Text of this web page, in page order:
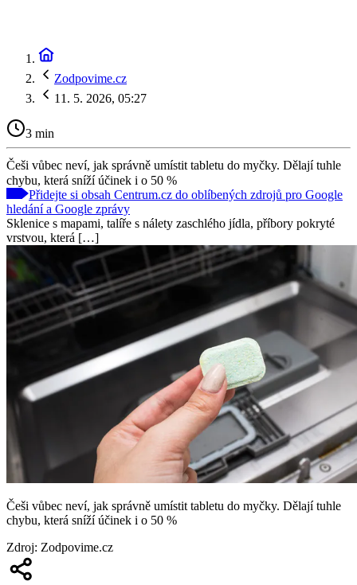
Zodpovime.cz
11. 5. 2026, 05:27
3 min
Češi vůbec neví, jak správně umístit tabletu do myčky. Dělají tuhle
chybu, která sníží účinek i o 50 %
Přidejte si obsah Centrum.cz do oblíbených zdrojů pro Google
hledání a Google zprávy
Sklenice s mapami, talíře s nálety zaschlého jídla, příbory pokryté
vrstvou, která […]
Češi vůbec neví, jak správně umístit tabletu do myčky. Dělají tuhle
chybu, která sníží účinek i o 50 %
Zdroj: Zodpovime.cz